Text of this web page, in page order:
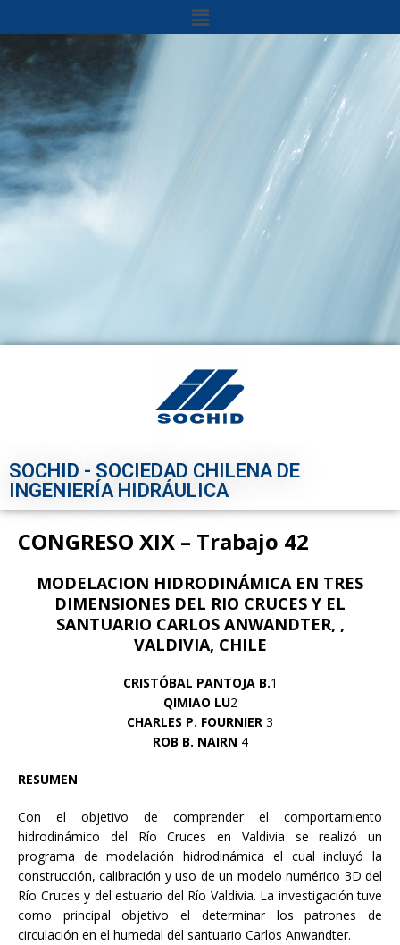
SOCHID - SOCIEDAD CHILENA DE
INGENIERÍA HIDRÁULICA
CONGRESO XIX – Trabajo 42
MODELACION HIDRODINÁMICA EN TRES
DIMENSIONES DEL RIO CRUCES Y EL
SANTUARIO CARLOS ANWANDTER, ,
VALDIVIA, CHILE
CRISTÓBAL PANTOJA B.1
QIMIAO LU2
CHARLES P. FOURNIER 3
ROB B. NAIRN 4
RESUMEN
Con el objetivo de comprender el comportamiento
hidrodinámico del Río Cruces en Valdivia se realizó un
programa de modelación hidrodinámica el cual incluyó la
construcción, calibración y uso de un modelo numérico 3D del
Río Cruces y del estuario del Río Valdivia. La investigación tuve
como principal objetivo el determinar los patrones de
circulación en el humedal del santuario Carlos Anwandter.